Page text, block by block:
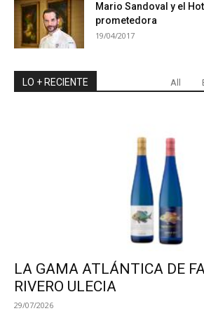
Mario Sandoval y el
prometedora
19/04/2017
LO + RECIENTE All
LA GAMA ATLÁNTICA DE
RIVERO ULECIA
29/07/2026